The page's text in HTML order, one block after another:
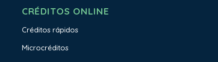
CRÉDITOS ONLINE
Créditos rápidos
Microcréditos